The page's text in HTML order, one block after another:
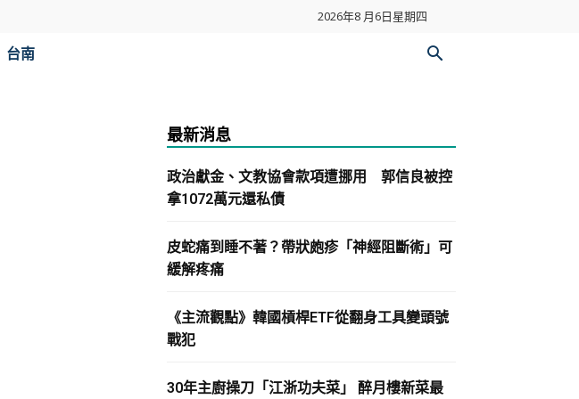
2026年8 月6日星期四
台南
最新消息
政治獻金、文教協會款項遭挪用 郭信良被控
拿1072萬元還私債
皮蛇痛到睡不著？帶狀皰疹「神經阻斷術」可
緩解疼痛
《主流觀點》韓國槓桿ETF從翻身工具變頭號
戰犯
30年主廚操刀「江浙功夫菜」 醉月樓新菜最